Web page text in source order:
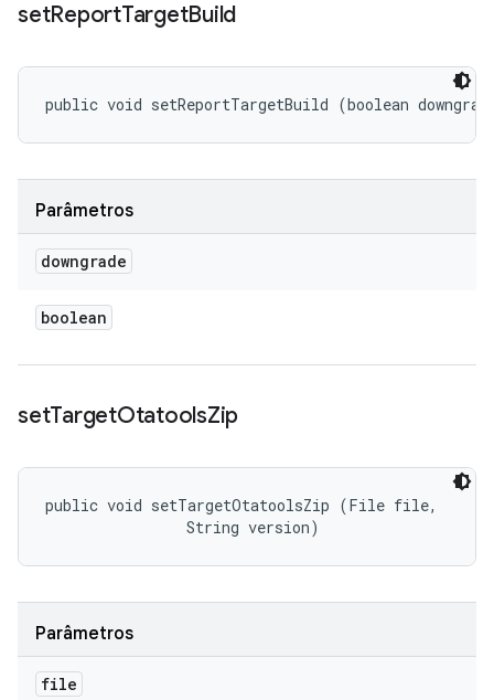
setReportTargetBuild
public void setReportTargetBuild (boolean
Parâmetros
downgrade
boolean
setTargetOtatoolsZip
public void setTargetOtatoolsZip (File file,
                String version)
Parâmetros
file